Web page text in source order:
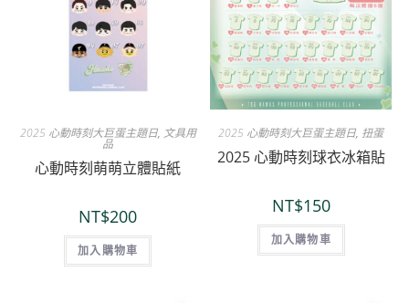
2025 心動時刻大巨蛋主題日, 文具用
品
心動時刻萌萌立體貼紙
NT$200
加入購物車
2025 心動時刻大巨蛋主題日, 扭蛋
2025 心動時刻球衣冰箱貼
NT$150
加入購物車